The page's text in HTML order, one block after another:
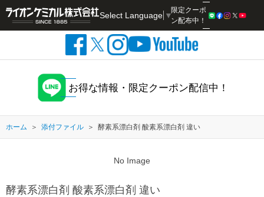
Select Language ▼
限定クーポ
ン配布中！
お得な情報・限定クーポン配信中！
ホーム 添付ファイル 酵素系漂白剤 酸素系漂白剤 違い
No Image
酵素系漂白剤 酸素系漂白剤 違い
検索